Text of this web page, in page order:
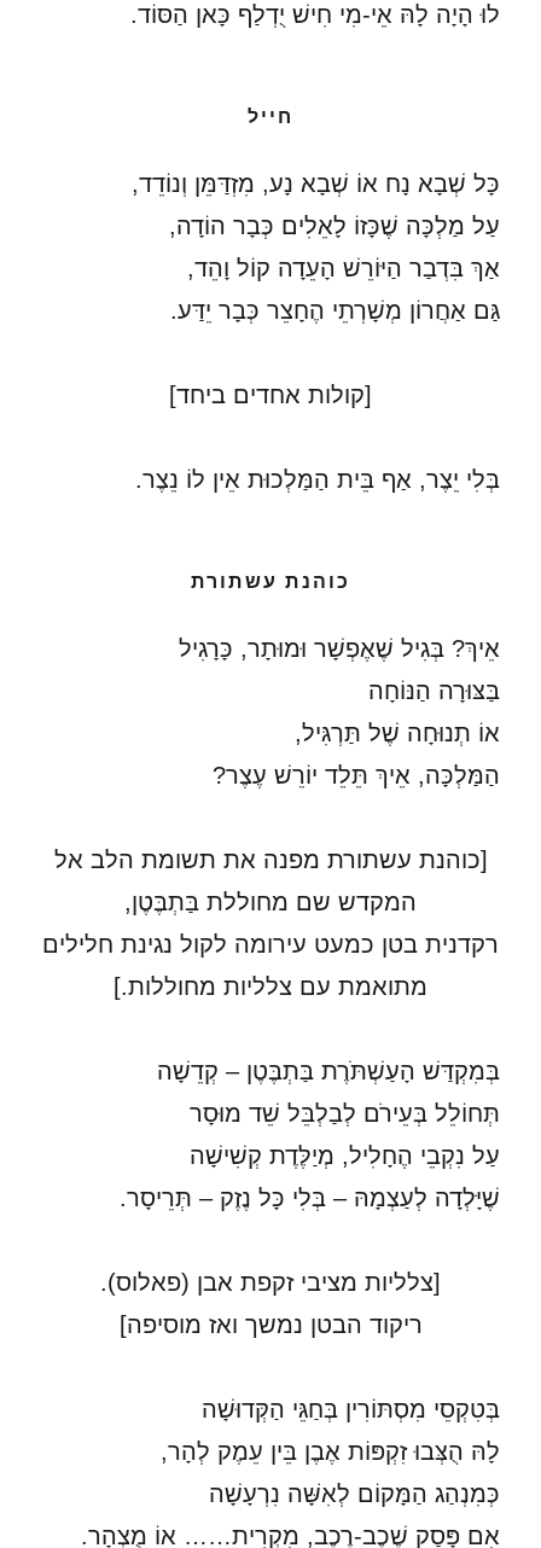
לוּ הָיָה לָהּ אֵי-מִי חִישׁ יֻדְלַף כָּאן הַסּוֹד.
חייל
כָּל שְׁבָא נָח אוֹ שְׁבָא נָע, מִזְדַּמֵּן וְנוֹדֵד,
עַל מַלְכָּה שֶׁכָּזוֹ לָאֵלִים כְּבָר הוֹדָה,
אַךְ בִּדְבַר הַיּוֹרֵשׁ הָעֵדָה קוֹל וָהֵד,
גַּם אַחֲרוֹן מְשָׁרְתֵי הֶחָצֵר כְּבָר יֵדַּע.
[קולות אחדים ביחד]
בְּלִי יֵצֶר, אַף בֵּית הַמַּלְכוּת אֵין לוֹ נֵצֶר.
כוהנת עשתורת
אֵיךְ? בְּגִיל שֶׁאֶפְשָׁר וּמוּתָר, כָּרָגִיל
בַּצּוּרָה הַנּוֹחָה
אוֹ תְנוּחָה שֶׁל תַּרְגִּיל,
הַמַּלְכָּה, אֵיךְ תֵּלֵד יוֹרֵשׁ עֶצֶר?
[כוהנת עשתורת מפנה את תשומת הלב אל
המקדש שם מחוללת בַּתְבֶּטֶן,
רקדנית בטן כמעט עירומה לקול נגינת חלילים
מתואמת עם צלליות מחוללות.]
בְּמִקְדַּשׁ הָעַשְׁתֹּרֶת בַּתְבֶּטֶן – קְדֵשָׁה
תְּחוֹלֵל בְּעֵירֹם לְבַלְבֵּל שֵׁד מוּסָר
עַל נִקְבֵי הֶחָלִיל, מְיַלֶּדֶת קְשִׁישָׁה
שֶׁיָּלְדָה לְעַצְמָהּ – בְּלִי כָּל נֶזֶק – תְּרֵיסָר.
[צלליות מציבי זקפת אבן (פאלוס).
ריקוד הבטן נמשך ואז מוסיפה]
בְּטִקְסֵי מִסְתּוֹרִין בְּחַגֵּי הַקְּדוּשָׁה
לָהּ הֻצְּבוּ זִקְפּוֹת אֶבֶן בֵּין עֵמֶק לְהָר,
כְּמִנְהַג הַמָּקוֹם לְאִשָּׁה נִרְעָשָׁה
אִם פָּסַק שֶׁכֶב-רֶכֶב, מִקְרִית…… אוֹ מֻצְהָר.